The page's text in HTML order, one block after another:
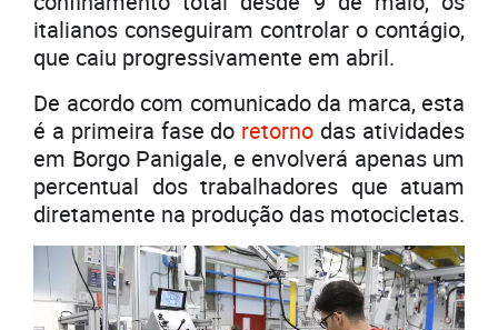
italianos conseguiram controlar o contágio,
que caiu progressivamente em abril.
De acordo com comunicado da marca, esta
é a primeira fase do retorno das atividades
em Borgo Panigale, e envolverá apenas um
percentual dos trabalhadores que atuam
diretamente na produção das motocicletas.